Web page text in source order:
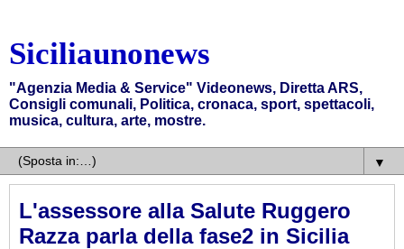
Siciliaunonews
"Agenzia Media & Service" Videonews, Diretta ARS,
Consigli comunali, Politica, cronaca, sport, spettacoli,
musica, cultura, arte, mostre.
▼
L'assessore alla Salute Ruggero
Razza parla della fase2 in Sicilia